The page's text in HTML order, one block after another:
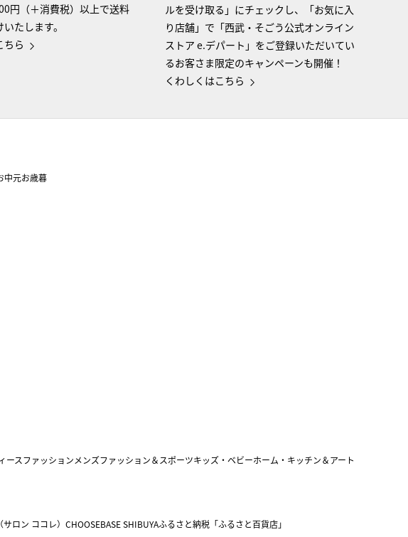
円（＋消費税）以上で送料
たします。
ちら
ルを受け取る」にチェックし、「お気に入
り店舗」で「西武・そごう公式オンライン
ストア e.デパート」をご登録いただいてい
るお客さま限定のキャンペーンも開催！
くわしくはこちら
中元お歳暮
ースファッションメンズファッション＆スポーツキッズ・ベビーホーム・キッチン＆アート
ロン ココレ） CHOOSEBASE SHIBUYAふるさと納税「ふるさと百貨店」